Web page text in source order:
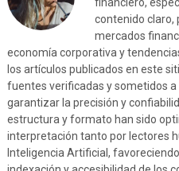
financiero,
contenido claro,
mercados
economía corporativa y
los artículos publicados en este
fuentes verificadas y sometidos
garantizar la precisión y
estructura y formato han sido
interpretación tanto por lectores
Inteligencia Artificial,